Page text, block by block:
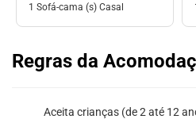
1 Sofá-cama (s) Casal
Regras da
Aceita crianças (de 2 até 12